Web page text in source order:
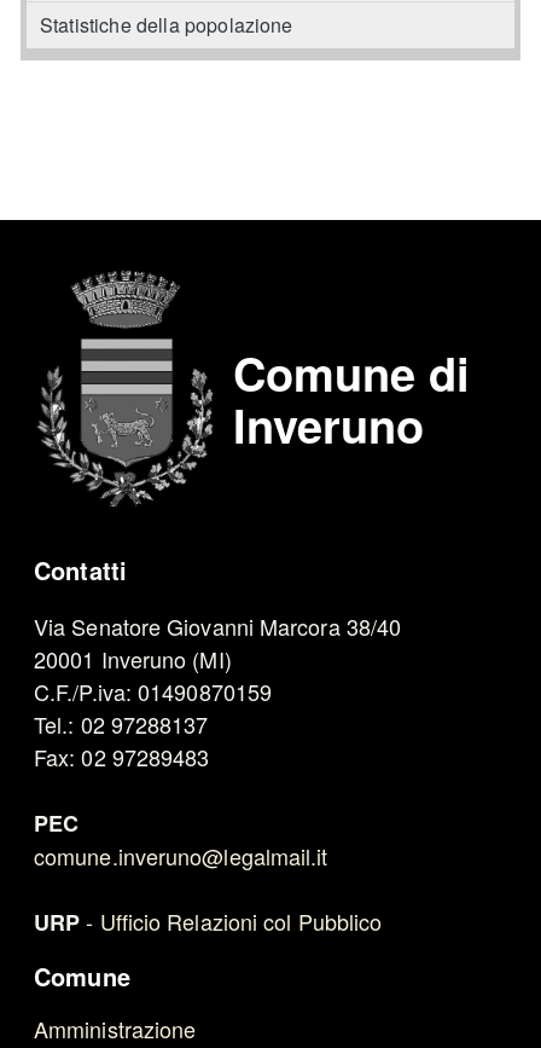
Statistiche della popolazione
Comune di
Inveruno
Contatti
Via Senatore Giovanni Marcora 38/40
20001 Inveruno (MI)
C.F./P.iva: 01490870159
Tel.: 02 97288137
Fax: 02 97289483
PEC
comune.inveruno@legalmail.it
URP- Ufficio Relazioni col Pubblico
Comune
Amministrazione